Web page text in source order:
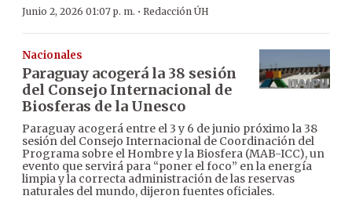
Junio 2, 2026 01:07 p. m. · Redacción ÚH
Nacionales
Paraguay acogerá la 38 sesión
del Consejo Internacional de
Biosferas de la Unesco
Paraguay acogerá entre el 3 y 6 de junio próximo la 38
sesión del Consejo Internacional de Coordinación del
Programa sobre el Hombre y la Biosfera (MAB-ICC), un
evento que servirá para “poner el foco” en la energía
limpia y la correcta administración de las reservas
naturales del mundo, dijeron fuentes oficiales.